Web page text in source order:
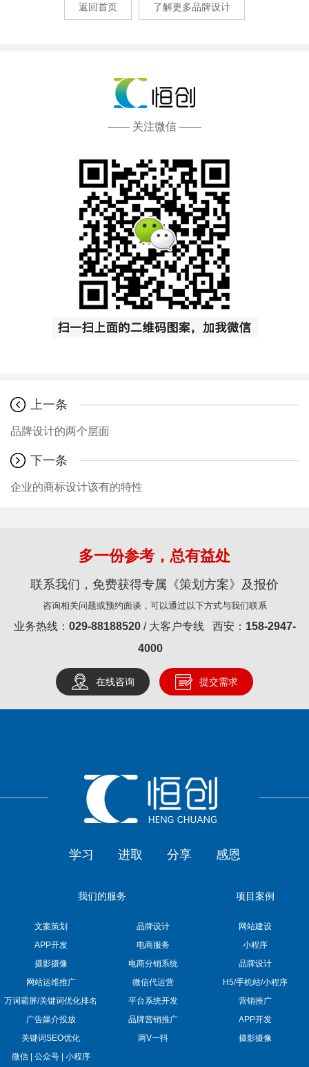
返回首页 了解更多品牌设计
—— 关注微信 ——
上一条
品牌设计的两个层面
下一条
企业的商标设计该有的特性
多一份参考，总有益处
联系我们，免费获得专属《策划方案》及报价
咨询相关问题或预约面谈，可以通过以下方式与我们联系
业务热线： 029-88188520/ 大客户专线 西安： 158-2947-
4000
在线咨询 提交需求
学习 进取 分享 感恩
我们的服务
文案策划
品牌设计
APP开发
电商服务
摄影摄像
电商分销系统
网站运维推广
微信代运营
万词霸屏/关键词优化排名
平台系统开发
广告媒介投放
品牌营销推广
关键词SEO优化
两V一抖
微信 | 公众号 | 小程序
项目案例
网站建设
小程序
品牌设计
H5/手机站/小程序
营销推广
APP开发
摄影摄像